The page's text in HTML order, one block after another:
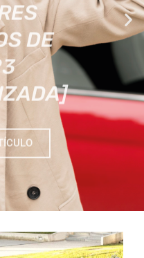
DE